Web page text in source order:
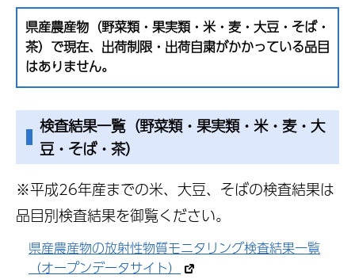
県産農産物（野菜類・果実類・米・麦・大豆・そば・
茶）で現在、出荷制限・出荷自粛がかかっている品目
はありません。
検査結果一覧（野菜類・果実類・米・麦・大
豆・そば・茶）
※平成26年産までの米、大豆、そばの検査結果は
品目別検査結果を御覧ください。
県産農産物の放射性物質モニタリング検査結果一覧
（オープンデータサイト）